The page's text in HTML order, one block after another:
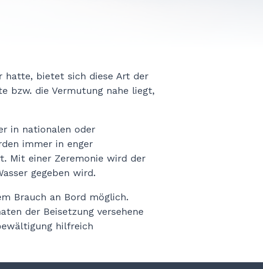
hatte, bietet sich diese Art der
bzw. die Vermutung nahe liegt,
in nationalen oder
immer in enger
Mit einer Zeremonie wird der
gegeben wird.
Brauch an Bord möglich.
der Beisetzung versehene
hilfreich